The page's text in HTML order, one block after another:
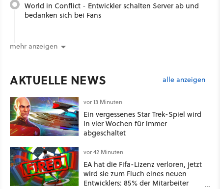
World in Conflict - Entwickler schalten Server ab und
bedanken sich bei Fans
mehr anzeigen
AKTUELLE NEWS alle anzeigen
vor 13 Minuten
Ein vergessenes Star Trek-Spiel wird
in vier Wochen für immer
abgeschaltet
vor 42 Minuten
EA hat die Fifa-Lizenz verloren, jetzt
wird sie zum Fluch eines neuen
Entwicklers: 85% der Mitarbeiter